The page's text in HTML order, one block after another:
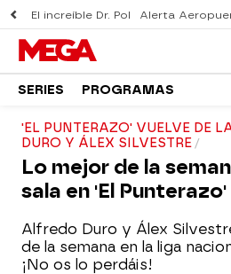
El increíble Dr. Pol Alerta
SERIES PROGRAMAS
'EL PUNTERAZO' VUELVE DE
DURO Y ÁLEX SILVESTRE
Lo mejor de la
sala en 'El Punterazo'
Alfredo Duro y Álex
de la semana en la liga
¡No os lo perdáis!